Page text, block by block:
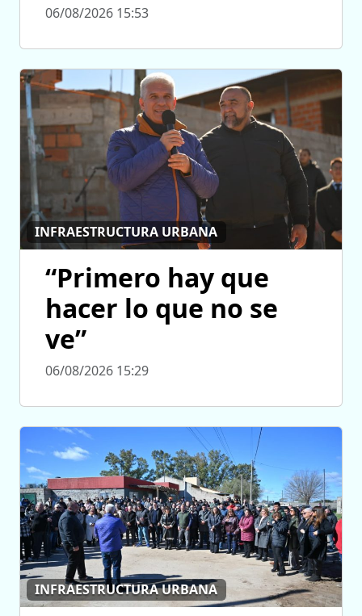
06/08/2026 15:53
INFRAESTRUCTURA URBANA
“Primero hay que
hacer lo que no se
ve”
06/08/2026 15:29
INFRAESTRUCTURA URBANA